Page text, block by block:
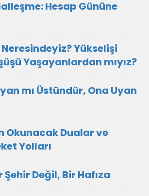
Hesap Gününe
Neresindeyiz? Yükselişi
Yaşayanlardan mıyız?
mı Üstündür, Ona Uyan
Okunacak Dualar ve
Yolları
Şehir Değil, Bir Hafıza